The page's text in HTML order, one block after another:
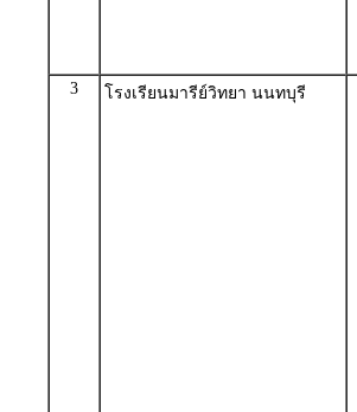
3 โรงเรียนมารีย์วิทยา นนทบุรี